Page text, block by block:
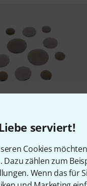
serviert!
Cookies
Dazu zählen zum
Wenn das für